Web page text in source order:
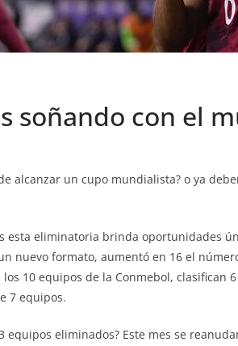
soñando con el
alcanzar un cupo mundialista? o ya
esta eliminatoria brinda oportunidades
nuevo formato, aumentó en 16 el
10 equipos de la Conmebol, clasifican
7 equipos.
equipos eliminados? Este mes se